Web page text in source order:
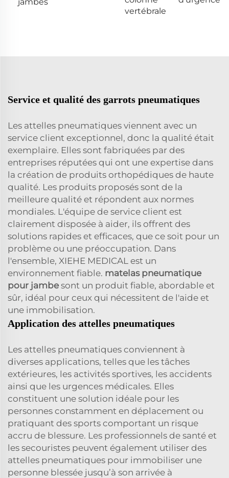
vertébrale
Service et qualité des garrots pneumatiques
Les attelles pneumatiques viennent avec un
service client exceptionnel, donc la qualité était
exemplaire. Elles sont fabriquées par des
entreprises réputées qui ont une expertise dans
la création de produits orthopédiques de haute
qualité. Les produits proposés sont de la
meilleure qualité et répondent aux normes
mondiales. L'équipe de service client est
clairement disposée à aider, ils offrent des
solutions rapides et efficaces, que ce soit pour un
problème ou une préoccupation. Dans
l'ensemble, XIEHE MEDICAL est un
environnement fiable. matelas pneumatique
pour jambe sont un produit fiable, abordable et
sûr, idéal pour ceux qui nécessitent de l'aide et
une immobilisation.
Application des attelles pneumatiques
Les attelles pneumatiques conviennent à
diverses applications, telles que les tâches
extérieures, les activités sportives, les accidents
ainsi que les urgences médicales. Elles
constituent une solution idéale pour les
personnes constamment en déplacement ou
pratiquant des sports comportant un risque
accru de blessure. Les professionnels de santé et
les secouristes peuvent également utiliser des
attelles pneumatiques pour immobiliser une
personne blessée jusqu’à son arrivée à